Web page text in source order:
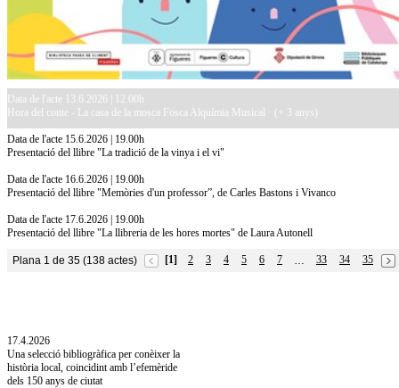
Data de l'acte 13.6.2026 | 12.00h
Hora del conte - La casa de la mosca Fosca Alquímia Musical · (+ 3 anys)
Data de l'acte 15.6.2026 | 19.00h
Presentació del llibre "La tradició de la vinya i el vi"
Data de l'acte 16.6.2026 | 19.00h
Presentació del llibre "Memòries d'un professor”, de Carles Bastons i Vivanco
Data de l'acte 17.6.2026 | 19.00h
Presentació del llibre "La llibreria de les hores mortes" de Laura Autonell
Plana 1 de 35 (138 actes) [1] 2 3 4 5 6 7 … 33 34
35
17.4.2026
Una selecció bibliogràfica per conèixer la
història local, coincidint amb l’efemèride
dels 150 anys de ciutat